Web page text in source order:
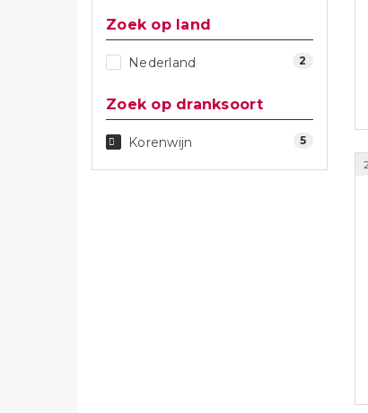
Zoek op land
Nederland 2
Zoek op dranksoort
Korenwijn 5